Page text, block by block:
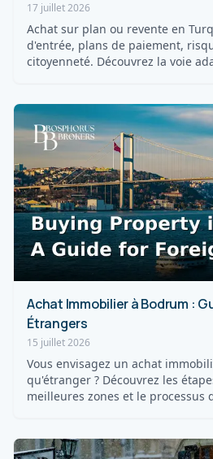
17 juillet 2026
Achat sur plan ou revente en
d'entrée, plans de paiement,
citoyenneté. Découvrez la voie
Achat Immobilier à Bodrum :
Étrangers
15 juillet 2026
Vous envisagez un achat
qu'étranger ? Découvrez les
meilleures zones et le processus